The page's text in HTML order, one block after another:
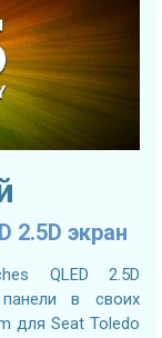
2.5D экран
QLED 2.5D
в своих
для Seat Toledo